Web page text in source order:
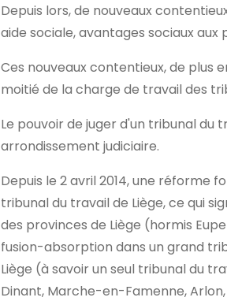
Depuis lors, de nouveaux
aide sociale, avantages sociaux
Ces nouveaux contentieux, de plus
moitié de la charge de travail des
Le pouvoir de juger d'un tribunal du
arrondissement judiciaire.
Depuis le 2 avril 2014, une réforme
tribunal du travail de Liège, ce qui
des provinces de Liège (hormis
fusion-absorption dans un grand
Liège (à savoir un seul tribunal du
Dinant, Marche-en-Famenne,